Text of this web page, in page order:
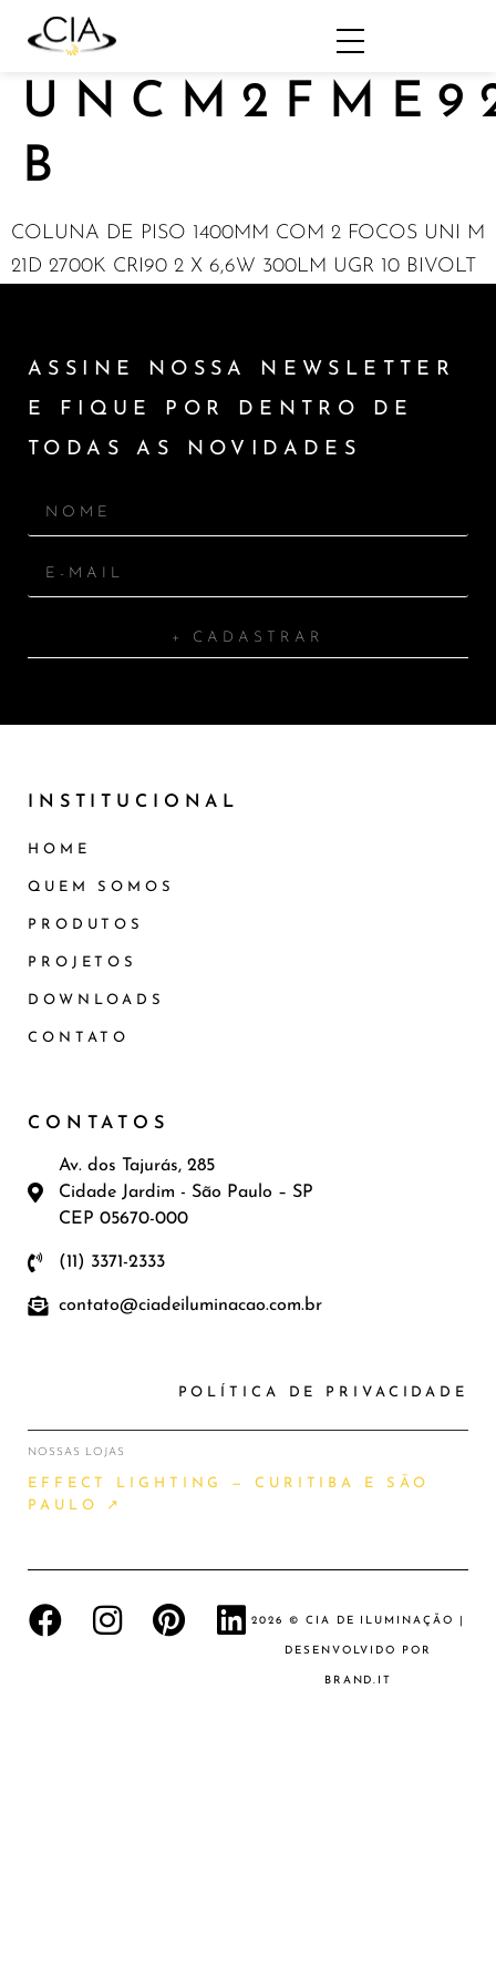
B
COLUNA DE PISO 1400MM COM 2 FOCOS UNI M
21D 2700K CRI90 2 X 6,6W 300LM UGR 10 BIVOLT
ASSINE NOSSA NEWSLETTER
E FIQUE POR DENTRO DE
TODAS AS NOVIDADES
+ CADASTRAR
INSTITUCIONAL
HOME
QUEM SOMOS
PRODUTOS
PROJETOS
DOWNLOADS
CONTATO
CONTATOS
Av. dos Tajurás, 285
Cidade Jardim - São Paulo – SP
CEP 05670-000
(11) 3371-2333
contato@ciadeiluminacao.com.br
POLÍTICA DE PRIVACIDADE
NOSSAS LOJAS
EFFECT LIGHTING — CURITIBA E SÃO
PAULO ↗
2026 © CIA DE ILUMINAÇÃO |
DESENVOLVIDO POR
BRAND.IT